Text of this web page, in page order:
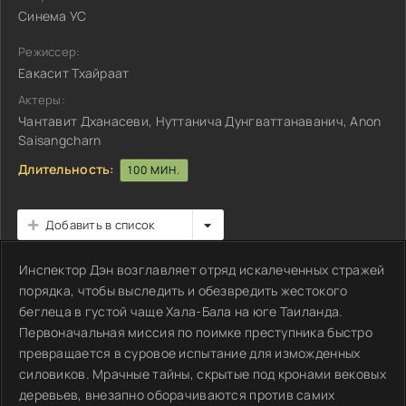
Синема УС
Режиссер:
Еакасит Тхайраат
Актеры:
Чантавит Дханасеви, Нуттанича Дунгваттанаванич, Anon
Saisangcharn
Длительность:
100 МИН.
Добавить в список
Инспектор Дэн возглавляет отряд искалеченных стражей
порядка, чтобы выследить и обезвредить жестокого
беглеца в густой чаще Хала-Бала на юге Таиланда.
Первоначальная миссия по поимке преступника быстро
превращается в суровое испытание для изможденных
силовиков. Мрачные тайны, скрытые под кронами вековых
деревьев, внезапно оборачиваются против самих